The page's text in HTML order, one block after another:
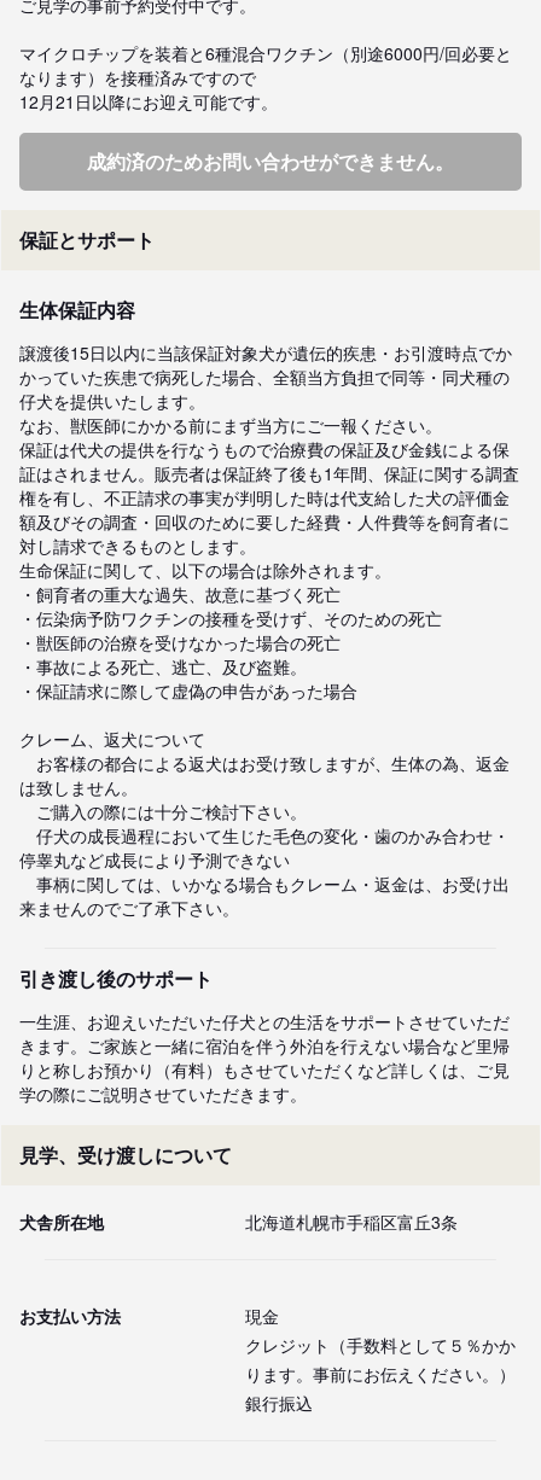
マイクロチップを装着と6種混合ワクチン（別途6000円/回必要と
なります）を接種済みですので
12月21日以降にお迎え可能です。
成約済のためお問い合わせができません。
保証とサポート
生体保証内容
譲渡後15日以内に当該保証対象犬が遺伝的疾患・お引渡時点でか
かっていた疾患で病死した場合、全額当方負担で同等・同犬種の
仔犬を提供いたします。
なお、獣医師にかかる前にまず当方にご一報ください。
保証は代犬の提供を行なうもので治療費の保証及び金銭による保
証はされません。販売者は保証終了後も1年間、保証に関する調査
権を有し、不正請求の事実が判明した時は代支給した犬の評価金
額及びその調査・回収のために要した経費・人件費等を飼育者に
対し請求できるものとします。
生命保証に関して、以下の場合は除外されます。
・飼育者の重大な過失、故意に基づく死亡
・伝染病予防ワクチンの接種を受けず、そのための死亡
・獣医師の治療を受けなかった場合の死亡
・事故による死亡、逃亡、及び盗難。
・保証請求に際して虚偽の申告があった場合
クレーム、返犬について
お客様の都合による返犬はお受け致しますが、生体の為、返金
は致しません。
ご購入の際には十分ご検討下さい。
仔犬の成長過程において生じた毛色の変化・歯のかみ合わせ・
停睾丸など成長により予測できない
事柄に関しては、いかなる場合もクレーム・返金は、お受け出
来ませんのでご了承下さい。
引き渡し後のサポート
一生涯、お迎えいただいた仔犬との生活をサポートさせていただ
きます。ご家族と一緒に宿泊を伴う外泊を行えない場合など里帰
りと称しお預かり（有料）もさせていただくなど詳しくは、ご見
学の際にご説明させていただきます。
見学、受け渡しについて
犬舎所在地 北海道札幌市手稲区富丘3条
お支払い方法
現金
クレジット（手数料として５％かか
ります。事前にお伝えください。）
銀行振込